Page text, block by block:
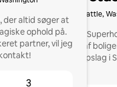
der altid søger at
ophold på.
partner, vil jeg
3
Seattle,
Nøjagtig Airbnb
"Top 1 procent af
med flere opslag i